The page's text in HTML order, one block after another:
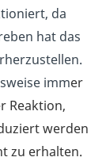
da
hat das
immer
Reaktion,
werden
zu erhalten.